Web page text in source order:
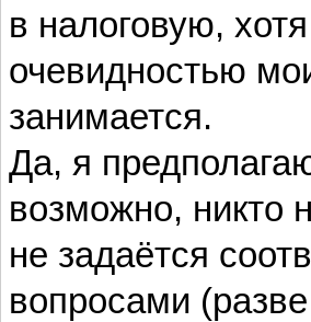
в налоговую,
очевидностью
занимается.
Да, я
возможно, никто
не задаётся
вопросами